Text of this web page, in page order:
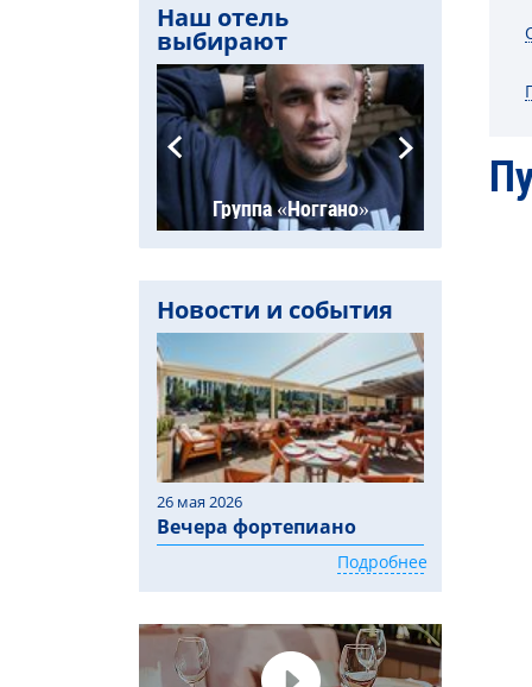
Наш отель
выбирают
Группа «Ноггано»
Новости и события
26 мая 2026
Вечера фортепиано
Подробнее